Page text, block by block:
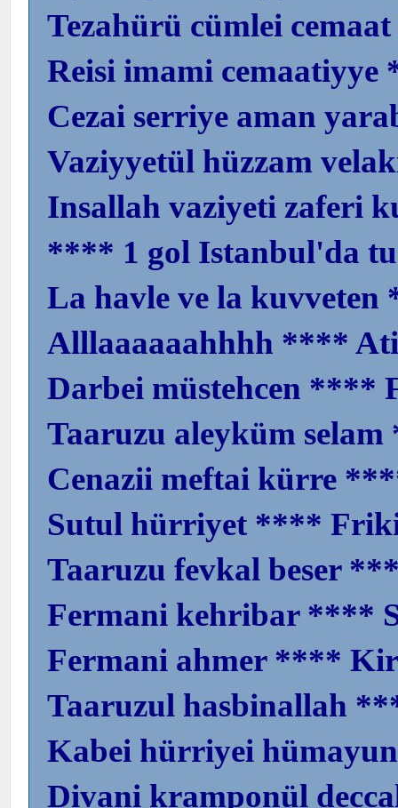
Tezahürü cümlei
Reisi imami
Cezai serriye aman
Vaziyyetül hüzzam
Insallah vaziyeti zaferi
**** 1 gol Istanbul'da
La havle ve la
Alllaaaaaahhhh ****
Darbei müstehcen ****
Taaruzu aleyküm
Cenazii meftai kürre
Sutul hürriyet ****
Taaruzu fevkal beser
Fermani kehribar ****
Fermani ahmer ****
Taaruzul hasbinallah
Kabei hürriyei
Divani kramponül